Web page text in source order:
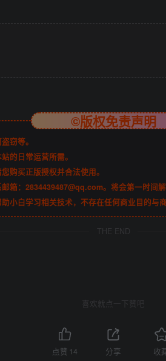
©版权免责声明
窃等。
的日常运营所需。
购买正版授权并合法使用。
箱：2834439487@qq.com。将会第一时间解
小白学习相关技术，不存在任何商业目的与
THE END
喜欢就点一下赞吧
点赞 14 分享 收